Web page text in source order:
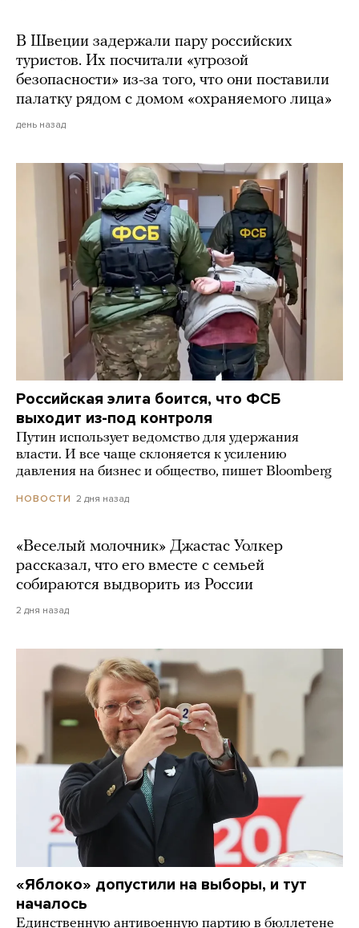
В Швеции задержали пару российских
туристов. Их посчитали «угрозой
безопасности» из-за того, что они поставили
палатку рядом с домом «охраняемого лица»
день назад
Российская элита боится, что ФСБ
выходит из-под контроля
Путин использует ведомство для удержания
власти. И все чаще склоняется к усилению
давления на бизнес и общество, пишет Bloomberg
НОВОСТИ 2 дня назад
«Веселый молочник» Джастас Уолкер
рассказал, что его вместе с семьей
собираются выдворить из России
2 дня назад
«Яблоко» допустили на выборы, и тут
началось
Единственную антивоенную партию в бюллетене